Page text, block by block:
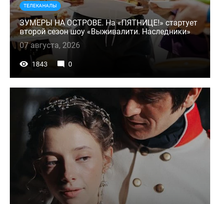
ТЕЛЕКАНАЛЫ
ЗУМЕРЫ НА ОСТРОВЕ. На «ПЯТНИЦЕ!» стартует
второй сезон шоу «Выживалити. Наследники»
07 августа, 2026
1843 0